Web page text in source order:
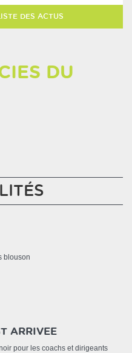
DES ACTUS
DU
blouson
ARRIVEE
pour les coachs et dirigeants